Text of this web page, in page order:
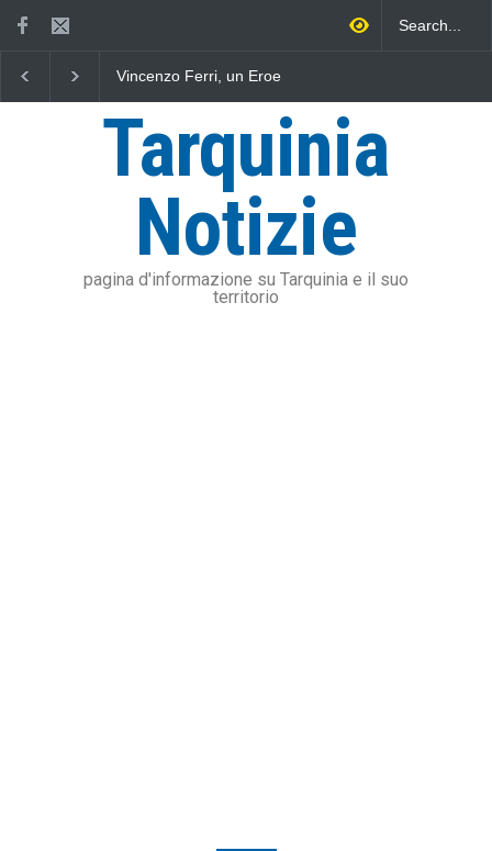
Vincenzo Ferri, un Eroe
Fratelli d'Italia critica
dell'addizionale IRPEF: "una
stangata per i cittadini"
Tarquinia
Notizie
pagina d'informazione su Tarquinia e il suo
territorio